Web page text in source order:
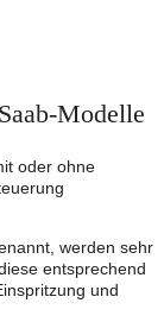
Modelle
oder ohne
werden sehr
entsprechend
und